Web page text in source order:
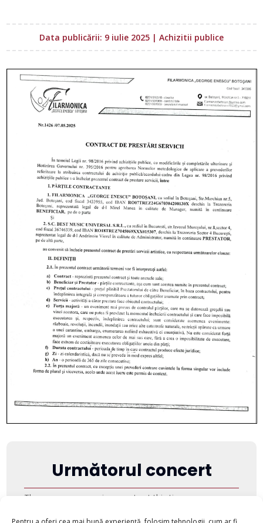
Data publicării: 9 iulie 2025 | Achizitii publice
Următorul concert
There are no upcoming events at this time.